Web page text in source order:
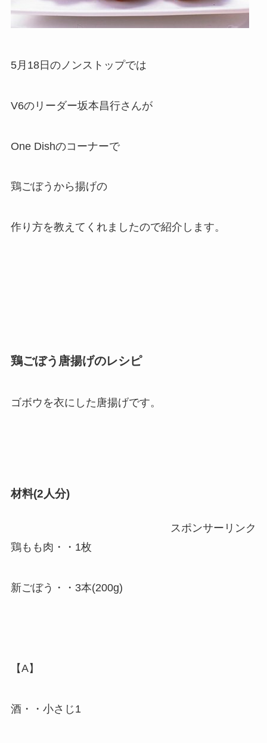
5月18日のノンストップでは
V6のリーダー坂本昌行さんが
One Dishのコーナーで
鶏ごぼうから揚げの
作り方を教えてくれましたので紹介します。
鶏ごぼう唐揚げのレシピ
ゴボウを衣にした唐揚げです。
材料(2人分)
スポンサーリンク
鶏もも肉・・1枚
新ごぼう・・3本(200g)
【A】
酒・・小さじ1